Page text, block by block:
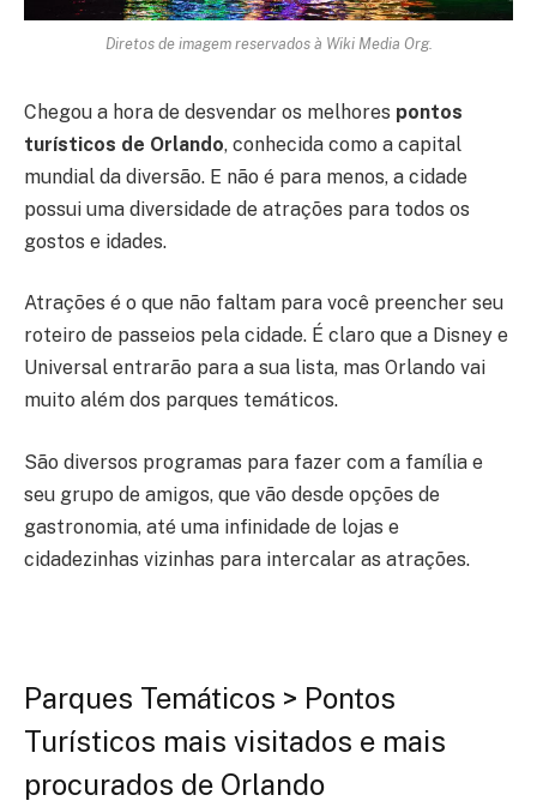
Diretos de imagem reservados à Wiki Media Org.
Chegou a hora de desvendar os melhores pontos
turísticos de Orlando, conhecida como a capital
mundial da diversão. E não é para menos, a cidade
possui uma diversidade de atrações para todos os
gostos e idades.
Atrações é o que não faltam para você preencher seu
roteiro de passeios pela cidade. É claro que a Disney e
Universal entrarão para a sua lista, mas Orlando vai
muito além dos parques temáticos.
São diversos programas para fazer com a família e
seu grupo de amigos, que vão desde opções de
gastronomia, até uma infinidade de lojas e
cidadezinhas vizinhas para intercalar as atrações.
Parques Temáticos > Pontos
Turísticos mais visitados e mais
procurados de Orlando